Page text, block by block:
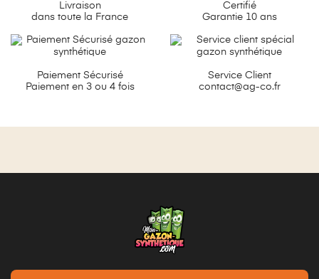
Livraison
dans toute la France
Certifié
Garantie 10 ans
Paiement Sécurisé
Paiement en 3 ou 4 fois
Service Client
contact@ag-co.fr